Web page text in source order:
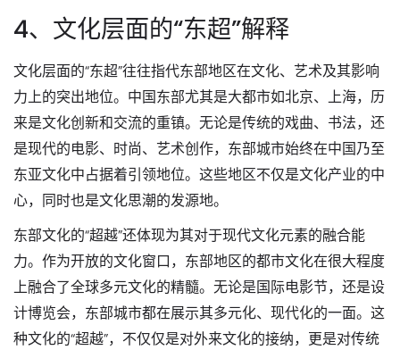
4、文化层面的“东超”解释
文化层面的“东超”往往指代东部地区在文化、艺术及其影响
力上的突出地位。中国东部尤其是大都市如北京、上海，历
来是文化创新和交流的重镇。无论是传统的戏曲、书法，还
是现代的电影、时尚、艺术创作，东部城市始终在中国乃至
东亚文化中占据着引领地位。这些地区不仅是文化产业的中
心，同时也是文化思潮的发源地。
东部文化的“超越”还体现为其对于现代文化元素的融合能
力。作为开放的文化窗口，东部地区的都市文化在很大程度
上融合了全球多元文化的精髓。无论是国际电影节，还是设
计博览会，东部城市都在展示其多元化、现代化的一面。这
种文化的“超越”，不仅仅是对外来文化的接纳，更是对传统